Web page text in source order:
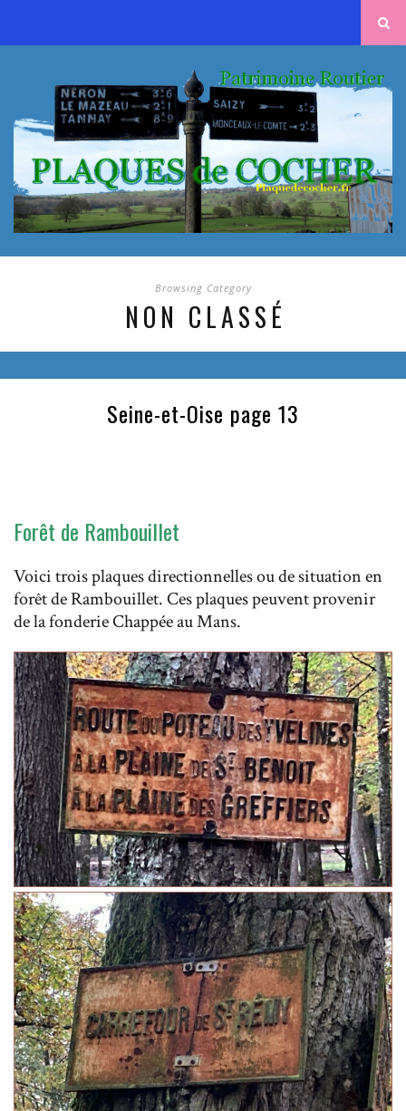
Browsing Category
NON CLASSÉ
Seine-et-Oise page 13
Forêt de Rambouillet
Voici trois plaques directionnelles ou de situation en
forêt de Rambouillet. Ces plaques peuvent provenir
de la fonderie Chappée au Mans.